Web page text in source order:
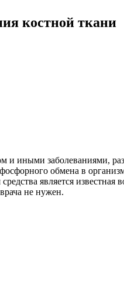
костной ткани
иными заболеваниями,
обмена в
является
не нужен.